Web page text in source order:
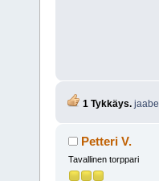
1 Tykkäys. jaabe
Petteri V.
Tavallinen torppari